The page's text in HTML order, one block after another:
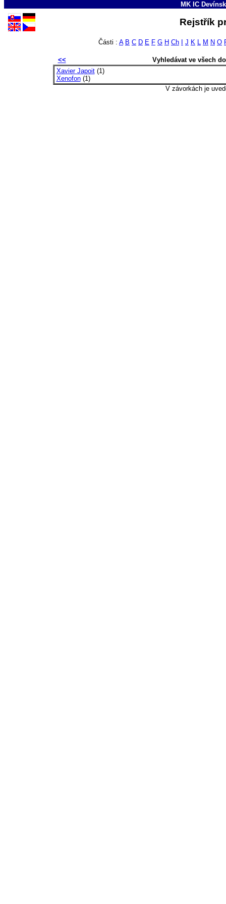
MK IC
Rejstřík
Části : A B C D E F G H Ch J K L M N O
<<
Vyhledávat ve všech
Xavier Japoit(1)
Xenofon(1)
V závorkách je